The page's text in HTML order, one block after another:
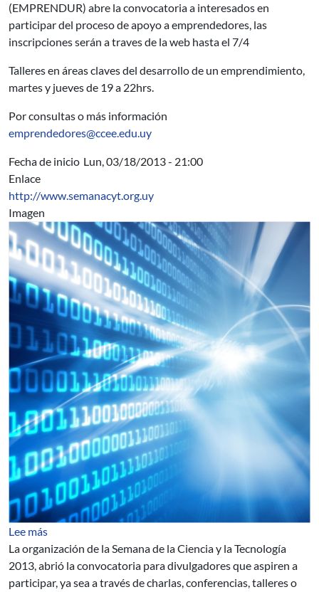
(EMPRENDUR) abre la convocatoria a interesados en
participar del proceso de apoyo a emprendedores, las
inscripciones serán a traves de la web hasta el 7/4
Talleres en áreas claves del desarrollo de un emprendimiento,
martes y jueves de 19 a 22hrs.
Por consultas o más información
emprendedores@ccee.edu.uy
Fecha de inicio Lun, 03/18/2013 - 21:00
Enlace
http://www.semanacyt.org.uy
Imagen
Lee mássobre Se prepara la Semana de la Ciencia y la Tecnología
La organización de la Semana de la Ciencia y la Tecnología
2013, abrió la convocatoria para divulgadores que aspiren a
participar, ya sea a través de charlas, conferencias, talleres o